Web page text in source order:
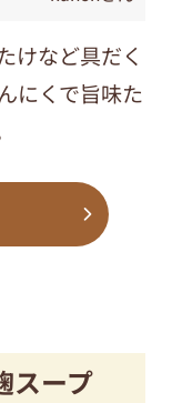
けなど具だく
にくで旨味た
スープ